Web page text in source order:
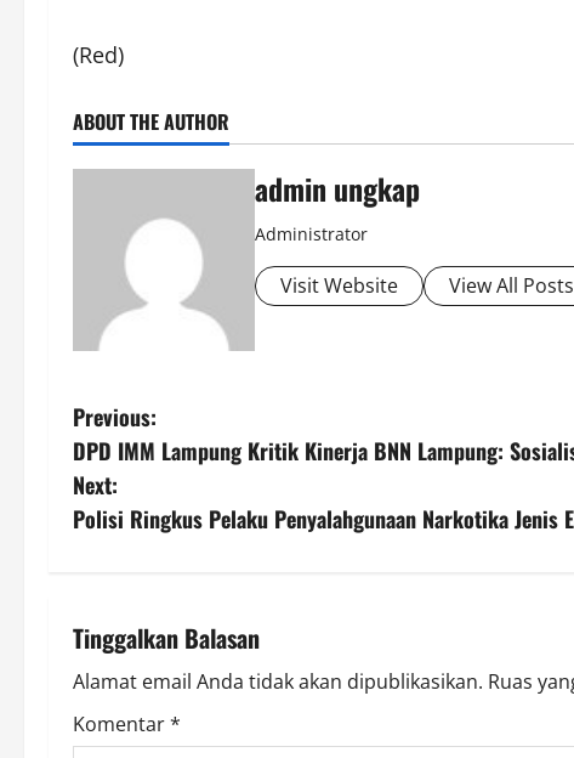
(Red)
ABOUT THE AUTHOR
admin ungkap
Administrator
Visit Website View All Posts
P
o
s
n
a
v
Previous:
DPD IMM Lampung Kritik Kinerja BNN Lampung:
Next:
Polisi Ringkus Pelaku Penyalahgunaan Narkotika Jenis
Tinggalkan Balasan
Alamat email Anda tidak akan dipublikasikan. Ruas
Komentar*